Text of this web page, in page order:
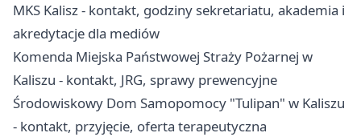
MKS Kalisz - kontakt, godziny sekretariatu, akademia i
akredytacje dla mediów
Komenda Miejska Państwowej Straży Pożarnej w
Kaliszu - kontakt, JRG, sprawy prewencyjne
Środowiskowy Dom Samopomocy "Tulipan" w Kaliszu
- kontakt, przyjęcie, oferta terapeutyczna